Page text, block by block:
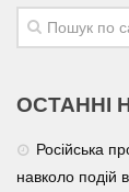
ОСТАННІ
Російська
навколо подій в